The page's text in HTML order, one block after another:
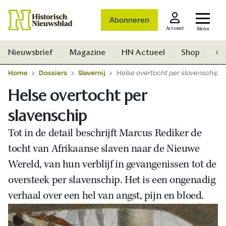
Abonneren
Account Menu
Zoek
Nieuwsbrief Magazine HN Actueel Shop
Home Dossiers Slavernij Helse overtocht per slavenschip
Helse overtocht per
slavenschip
Tot in de detail beschrijft Marcus Rediker de
tocht van Afrikaanse slaven naar de Nieuwe
Wereld, van hun verblijf in gevangenissen tot de
oversteek per slavenschip. Het is een ongenadig
verhaal over een hel van angst, pijn en bloed.